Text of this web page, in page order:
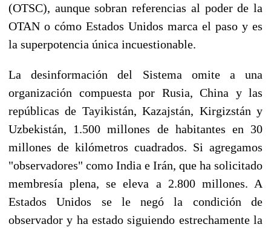
(OTSC), aunque sobran referencias al poder de la
OTAN o cómo Estados Unidos marca el paso y es
la superpotencia única incuestionable.
La desinformación del Sistema omite a una
organización compuesta por Rusia, China y las
repúblicas de Tayikistán, Kazajstán, Kirgizstán y
Uzbekistán, 1.500 millones de habitantes en 30
millones de kilómetros cuadrados. Si agregamos
"observadores" como India e Irán, que ha solicitado
membresía plena, se eleva a 2.800 millones. A
Estados Unidos se le negó la condición de
observador y ha estado siguiendo estrechamente la